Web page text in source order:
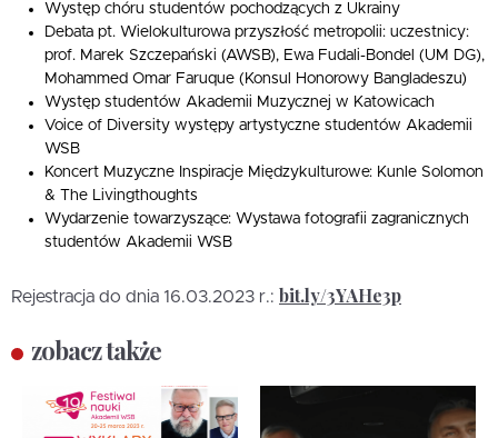
Występ chóru studentów pochodzących z Ukrainy
Debata pt. Wielokulturowa przyszłość metropolii: uczestnicy:
prof. Marek Szczepański (AWSB), Ewa Fudali-Bondel (UM DG),
Mohammed Omar Faruque (Konsul Honorowy Bangladeszu)
Występ studentów Akademii Muzycznej w Katowicach
Voice of Diversity występy artystyczne studentów Akademii
WSB
Koncert Muzyczne Inspiracje Międzykulturowe: Kunle Solomon
& The Livingthoughts
Wydarzenie towarzyszące: Wystawa fotografii zagranicznych
studentów Akademii WSB
Rejestracja do dnia 16.03.2023 r.: bit.ly/3YAHe3p
zobacz także